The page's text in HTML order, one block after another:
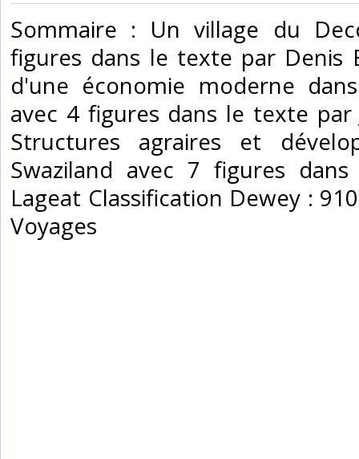
‎Sommaire : Un village du
figures dans le texte par Denis
d'une économie moderne
avec 4 figures dans le texte par
Structures agraires et
Swaziland avec 7 figures
Lageat Classification Dewey :
Voyages‎